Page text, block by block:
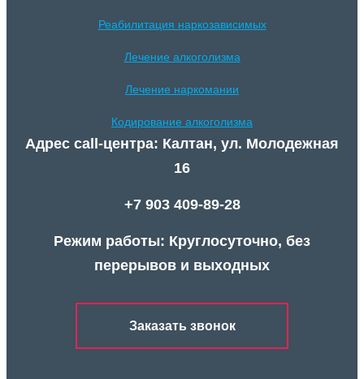
Реабилитация наркозависимых
Лечение алкоголизма
Лечение наркомании
Кодирование алкоголизма
Адрес call-центра: Калтан, ул. Молодежная
16
+7 903 409-89-28
Режим работы: Круглосуточно, без
перерывов и выходных
Заказать звонок